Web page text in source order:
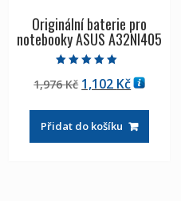
Originální baterie pro
notebooky ASUS A32NI405
5.00
z 5
1,976Kč Původní
byla:
1,976 Kč
1,102 Kč
je:
1,102 Kč
Přidat do košíku